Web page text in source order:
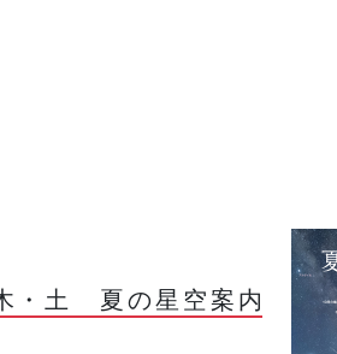
・土 夏の星空案内